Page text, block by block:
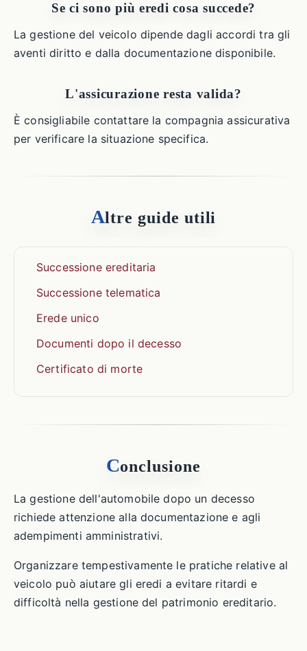
Se ci sono più eredi cosa succede?
La gestione del veicolo dipende dagli accordi tra gli
aventi diritto e dalla documentazione disponibile.
L'assicurazione resta valida?
È consigliabile contattare la compagnia assicurativa
per verificare la situazione specifica.
Altre guide utili
Successione ereditaria
Successione telematica
Erede unico
Documenti dopo il decesso
Certificato di morte
Conclusione
La gestione dell'automobile dopo un decesso
richiede attenzione alla documentazione e agli
adempimenti amministrativi.
Organizzare tempestivamente le pratiche relative al
veicolo può aiutare gli eredi a evitare ritardi e
difficoltà nella gestione del patrimonio ereditario.